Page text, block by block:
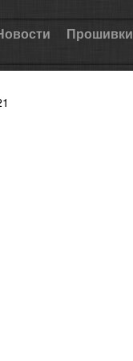
Прошивки